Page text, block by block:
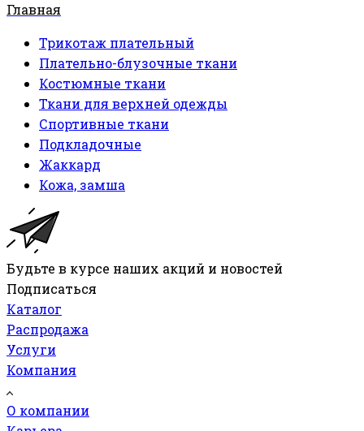
Главная
Трикотаж плательный
Плательно-блузочные ткани
Костюмные ткани
Ткани для верхней одежды
Спортивные ткани
Подкладочные
Жаккард
Кожа, замша
Будьте в курсе наших акций и новостей
Подписаться
Каталог
Распродажа
Услуги
Компания
О компании